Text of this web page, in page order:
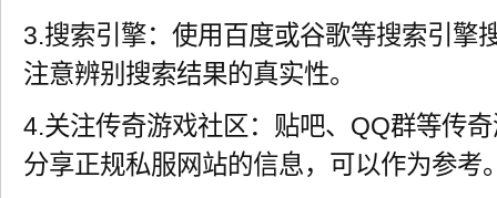
3.搜索引擎：使用百度或谷歌等搜索引擎
注意辨别搜索结果的真实性。
4.关注传奇游戏社区：贴吧、QQ群等传
分享正规私服网站的信息，可以作为参考